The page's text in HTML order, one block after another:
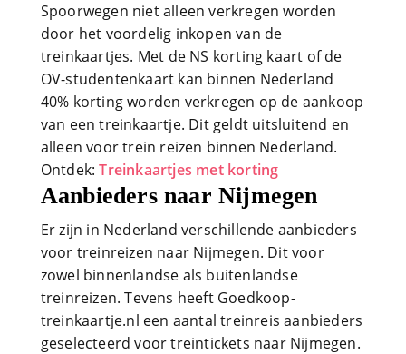
Spoorwegen niet alleen verkregen worden
door het voordelig inkopen van de
treinkaartjes. Met de NS korting kaart of de
OV-studentenkaart kan binnen Nederland
40% korting worden verkregen op de aankoop
van een treinkaartje. Dit geldt uitsluitend en
alleen voor trein reizen binnen Nederland.
Ontdek:Treinkaartjes met korting
Aanbieders naar Nijmegen
Er zijn in Nederland verschillende aanbieders
voor treinreizen naar Nijmegen. Dit voor
zowel binnenlandse als buitenlandse
treinreizen. Tevens heeft Goedkoop-
treinkaartje.nl een aantal treinreis aanbieders
geselecteerd voor treintickets naar Nijmegen.